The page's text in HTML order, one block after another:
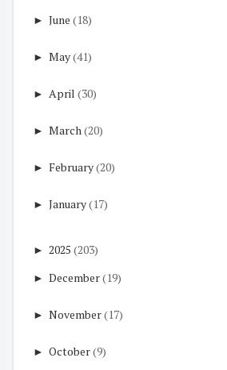
► June (18)
► May(41)
► April (30)
► March(20)
► February(20)
► January(17)
► 2025 (203)
► December(19)
► November(17)
► October(9)